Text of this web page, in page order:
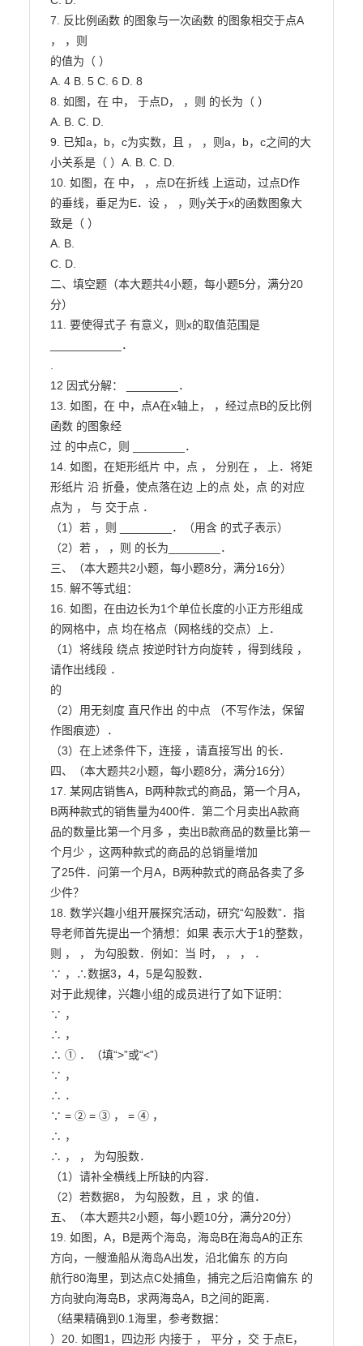
7. 反比例函数 的图象与一次函数 的图象相交于点A
， ，则
的值为（ ）
A. 4 B. 5 C. 6 D. 8
8. 如图，在 中， 于点D， ，则 的长为（ ）
A. B. C. D.
9. 已知a，b，c为实数，且 ， ，则a，b，c之间的大
小关系是（ ）A. B. C. D.
10. 如图，在 中， ，点D在折线 上运动，过点D作
的垂线，垂足为E．设 ， ，则y关于x的函数图象大
致是（ ）
A. B.
C. D.
二、填空题（本大题共4小题，每小题5分，满分20
分）
11. 要使得式子 有意义，则x的取值范围是
___________．
12 因式分解： ________．
13. 如图，在 中，点A在x轴上， ，经过点B的反比例
函数 的图象经
过 的中点C，则 ________．
14. 如图，在矩形纸片 中，点 ， 分别在 ， 上．将矩
形纸片 沿 折叠，使点落在边 上的点 处，点 的对应
点为 ， 与 交于点 ．
（1）若 ，则 ________．（用含 的式子表示）
（2）若 ， ，则 的长为________．
三、（本大题共2小题，每小题8分，满分16分）
15. 解不等式组：
16. 如图，在由边长为1个单位长度的小正方形组成
的网格中，点 均在格点（网格线的交点）上．
（1）将线段 绕点 按逆时针方向旋转 ，得到线段 ，
请作出线段 ．
的
（2）用无刻度 直尺作出 的中点 （不写作法，保留
作图痕迹）．
（3）在上述条件下，连接 ，请直接写出 的长．
四、（本大题共2小题，每小题8分，满分16分）
17. 某网店销售A，B两种款式的商品，第一个月A，
B两种款式的销售量为400件．第二个月卖出A款商
品的数量比第一个月多 ，卖出B款商品的数量比第一
个月少 ，这两种款式的商品的总销量增加
了25件．问第一个月A，B两种款式的商品各卖了多
少件？
18. 数学兴趣小组开展探究活动，研究“勾股数”．指
导老师首先提出一个猜想：如果 表示大于1的整数，
则 ， ， 为勾股数．例如：当 时， ， ， ．
∵ ，∴数据3，4，5是勾股数．
对于此规律，兴趣小组的成员进行了如下证明：
∵ ，
∴ ，
∴ ① ．（填“>”或“<”）
∵ ，
∴ ．
∵ = ② = ③ ， = ④ ，
∴ ，
∴ ， ， 为勾股数．
（1）请补全横线上所缺的内容．
（2）若数据8， 为勾股数，且 ，求 的值．
五、（本大题共2小题，每小题10分，满分20分）
19. 如图，A，B是两个海岛，海岛B在海岛A的正东
方向，一艘渔船从海岛A出发，沿北偏东 的方向
航行80海里，到达点C处捕鱼，捕完之后沿南偏东 的
方向驶向海岛B，求两海岛A，B之间的距离．
（结果精确到0.1海里，参考数据：
）20. 如图1，四边形 内接于 ， 平分 ，交 于点E，